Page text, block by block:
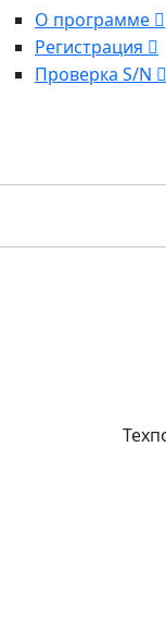
О программе
Регистрация
Проверка S/N